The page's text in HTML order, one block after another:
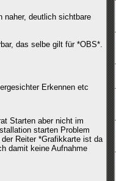
naher, deutlich sichtbare
das selbe gilt für *OBS*.
Erkennen etc
Starten aber nicht im
starten Problem
Reiter *Grafikkarte ist da
damit keine Aufnahme